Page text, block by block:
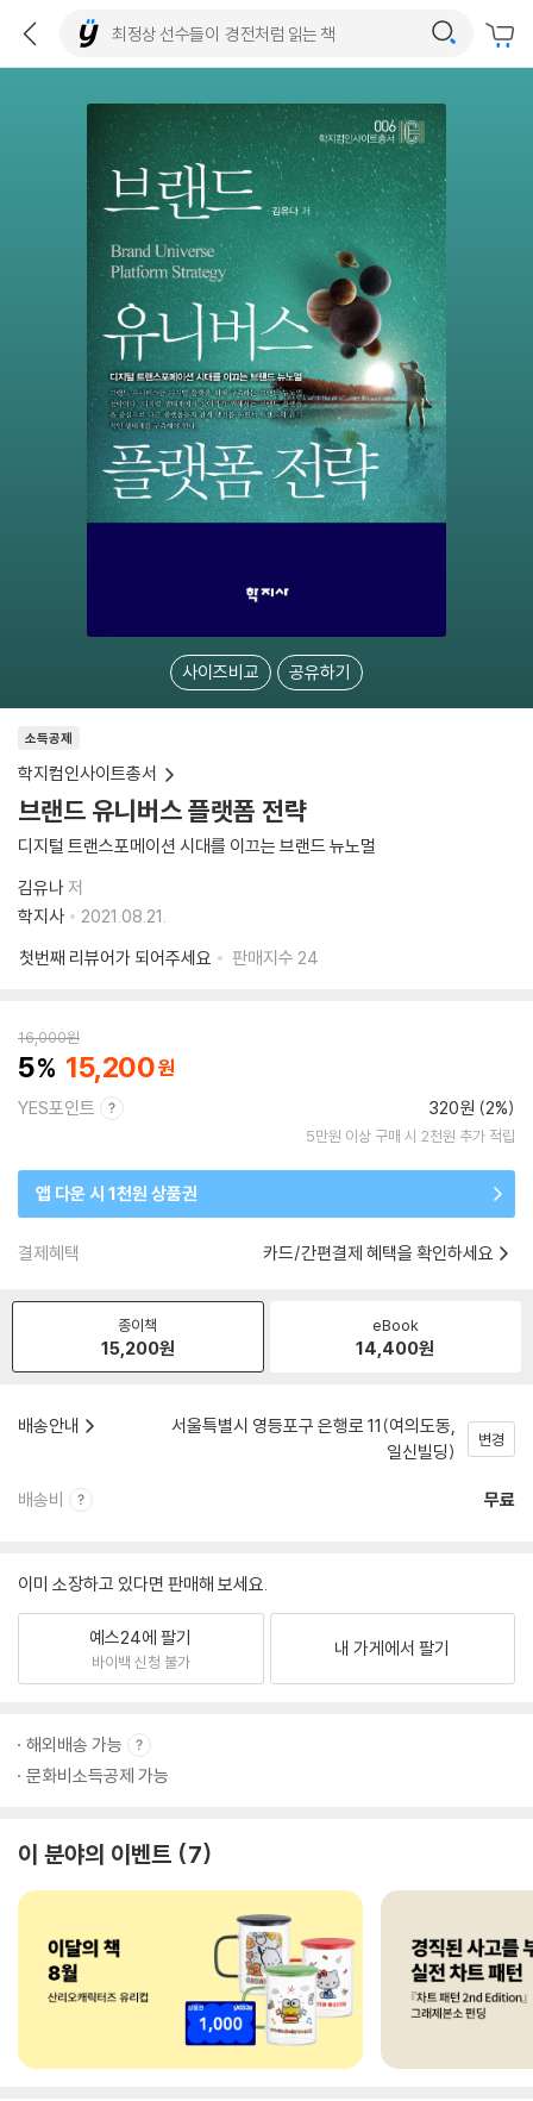
사이즈비교 공유하기
소득공제
학지컴인사이트총서
브랜드 유니버스 플랫폼 전략
디지털 트랜스포메이션 시대를 이끄는 브랜드 뉴노멀
김유나저
학지사
2021.08.21.
첫번째 리뷰어가 되어주세요
판매지수 24
16,000원
5 15,200
YES포인트 320원 (2%)
5만원 이상 구매 시 2천원 추가 적립
앱 다운 시 1천원 상품권
결제혜택 카드/간편결제 혜택을 확인하세요
종이책
15,200원
eBook
14,400원
배송안내
서울특별시 영등포구 은행로 11(여의도동,
일신빌딩)
변경
배송비 무료
이미 소장하고 있다면 판매해 보세요.
예스24에 팔기
바이백 신청 불가
내 가게에서 팔기
해외배송 가능
문화비소득공제 가능
이 분야의 이벤트 7